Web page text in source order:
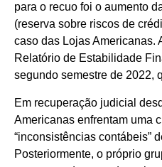
para o recuo foi o aumento
(reserva sobre riscos de
caso das Lojas Americanas.
Relatório de Estabilidade
segundo semestre de 2022,
Em recuperação judicial
Americanas enfrentam uma
“inconsistências contábeis”
Posteriormente, o próprio